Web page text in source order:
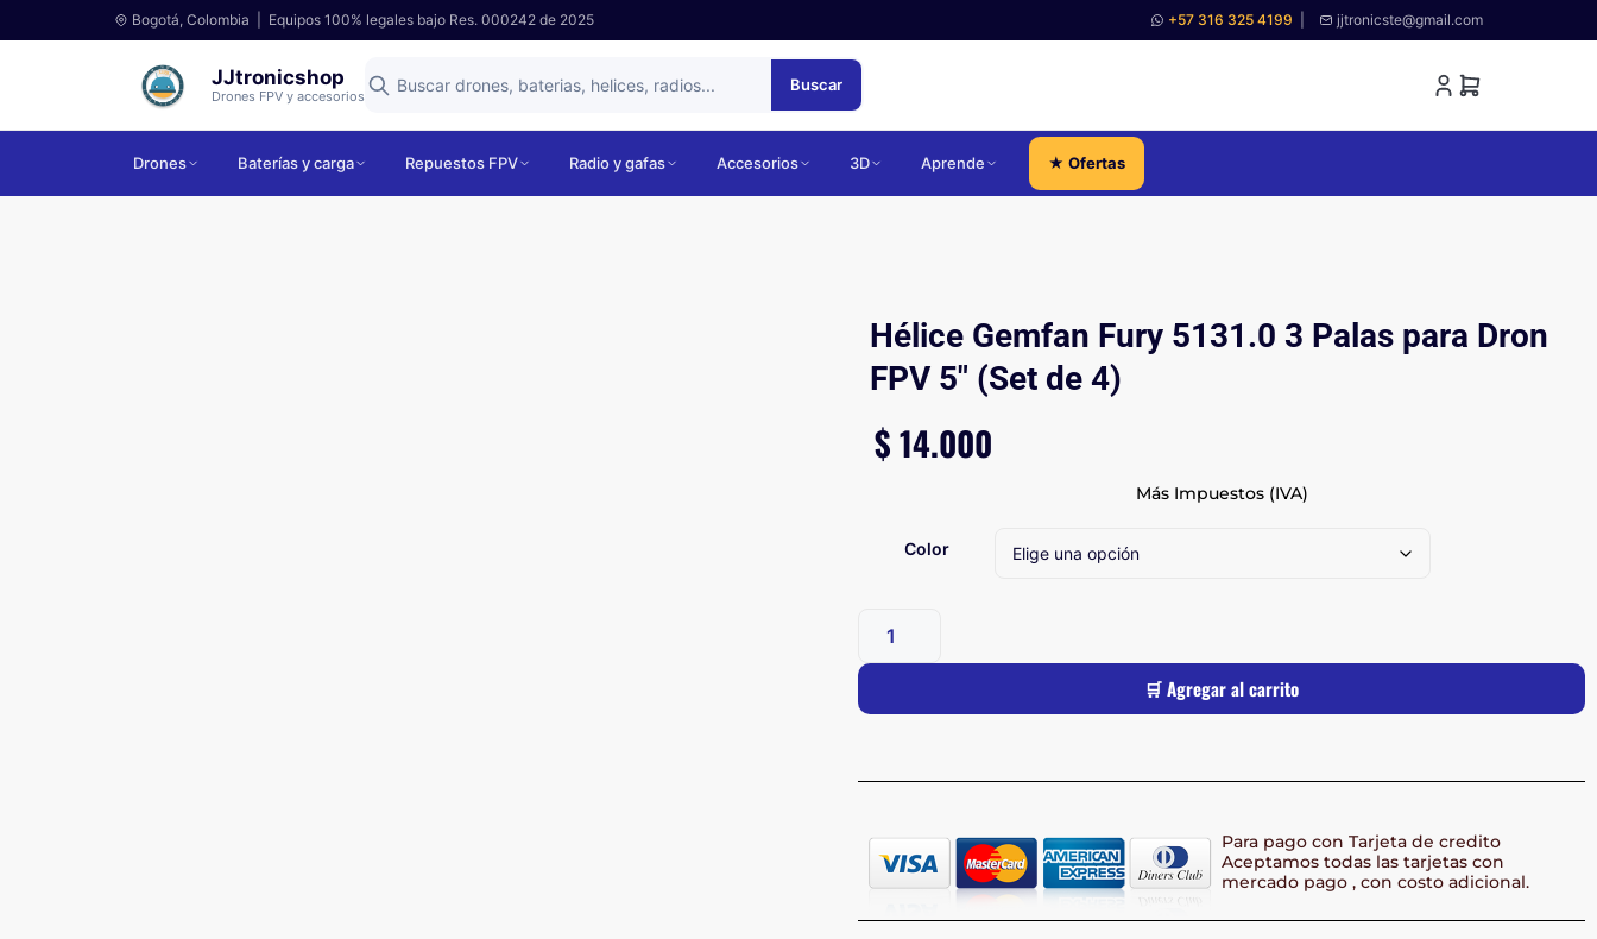
Bogotá, Colombia | Equipos 100% legales bajo Res. 000242 de 2025 +57 316 325 4199 jjtronicste@gmail.com
JJtronicshop
Drones FPV y accesorios
Buscar
Drones Baterías y carga Repuestos FPV Radio y gafas Accesorios 3D Aprende ★ Ofertas
Hélice Gemfan Fury 5131.0 3 Palas para Dron
FPV 5″ (Set de 4)
$14.000
Más Impuestos (IVA)
Color
🛒 Agregar al carrito
Para pago con Tarjeta de credito
Aceptamos todas las tarjetas con
mercado pago , con costo adicional.